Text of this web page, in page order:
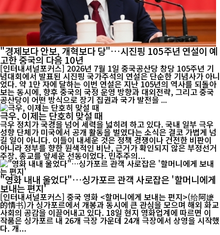
"경제보다 안보, 개혁보다 당"…시진핑 105주년 연설이 예
고한 중국의 다음 10년
[인터내셔널포커스] 2026년 7월 1일 중국공산당 창당 105주년 기
념대회에서 발표된 시진핑 국가주석의 연설은 단순한 기념사가 아니
었다. 약 1만 자에 달하는 이번 연설은 지난 105년의 역사를 되돌아
보는 동시에, 향후 중국의 국정 운영 방향과 대외전략, 그리고 중국
공산당이 어떤 방식으로 장기 집권과 국가 발전을 ...
극우, 이제는 단호히 맞설 때
극우 정치가 국경을 넘어 세력을 넓히려 하고 있다. 국내 일부 극우
성향 단체가 미국에서 공개 활동을 벌였다는 소식은 결코 가볍게 넘
길 일이 아니다. 이들이 내세운 것은 정책 경쟁이나 건전한 비판이
아니라 정부를 향한 원색적인 비난, 근거가 확인되지 않은 부정선거
주장, 종교를 앞세운 선동이었다. 민주주의...
"영화 내내 울었다"…싱가포르 관객 사로잡은 '할머니에게
보내는 편지'
[인터내셔널포커스] 중국 영화 <할머니에게 보내는 편지>(给阿嬷
的情书)가 싱가포르에서 개봉과 동시에 큰 관심을 모으며 해외 화교
사회의 공감을 이끌어내고 있다. 18일 현지 영화업계에 따르면 이
작품은 싱가포르 내 26개 극장 가운데 24개 극장에서 상영을 시작했
다. 개...